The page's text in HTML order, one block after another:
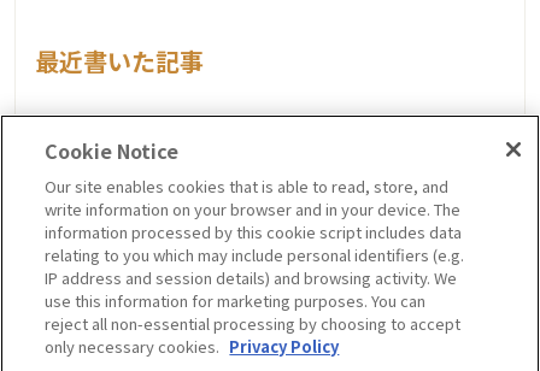
最近書いた記事
アユダンテ APAC、DMAシンガポール2025
に登壇
Google Cloud NEXT Tokyo ’25 の参加レ
ポート：AIが進化させる「今」
Googleタグマネージャー仕様変更：2025
Cookie Notice
Our site enables cookies that is able to read, store, and
write information on your browser and in your device. The
information processed by this cookie script includes data
relating to you which may include personal identifiers (e.g.
IP address and session details) and browsing activity. We
use this information for marketing purposes. You can
reject all non-essential processing by choosing to accept
only necessary cookies. Privacy Policy